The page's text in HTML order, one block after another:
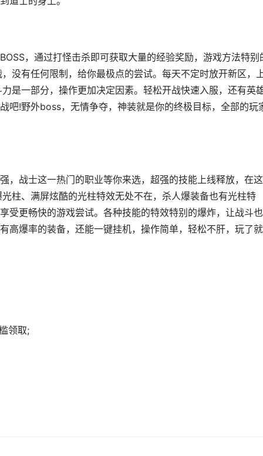
，通过打怪击杀即可获取大量的经验奖励，游戏方法特别
没有任何限制，给你最极点的尝试。每天不定时放开新区，
是一部分，操作更加决定因素。轻松开战快速入服，还有英
吧!野外boss，无情争夺，神装就是你的终极目标，全部的玩
，战士这一热门的职业等你来选，超强的技能上线释放，在
柱、满屏炫酷的光柱特效无处不在，杀人爆装备也有光柱特
受更畅快的游戏尝试。各种技能的特效特别的爆炸，让战斗
高爆率的装备，还能一键挂机，操作简单，轻松不肝，玩了
领取;